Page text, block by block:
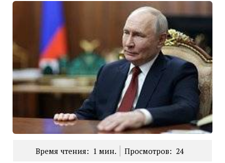
Время чтения: 1 мин. Просмотров: 24